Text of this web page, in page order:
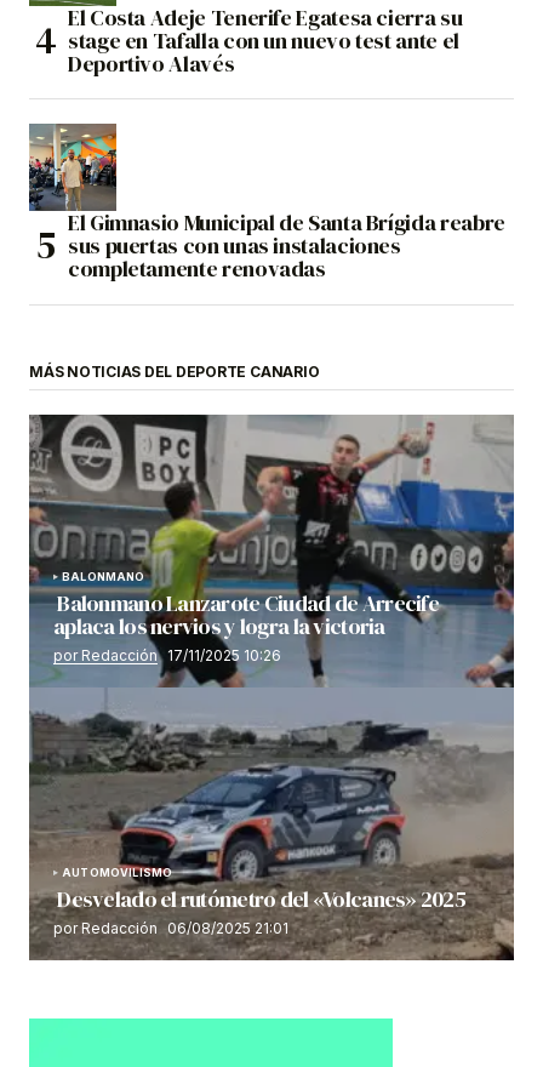
El Costa Adeje Tenerife Egatesa cierra su
stage en Tafalla con un nuevo test ante el
Deportivo Alavés
El Gimnasio Municipal de Santa Brígida reabre
sus puertas con unas instalaciones
completamente renovadas
MÁS NOTICIAS DEL DEPORTE CANARIO
BALONMANO
Balonmano Lanzarote Ciudad de Arrecife
aplaca los nervios y logra la victoria
por Redacción 17/11/2025 10:26
AUTOMOVILISMO
Desvelado el rutómetro del «Volcanes» 2025
por Redacción 06/08/2025 21:01